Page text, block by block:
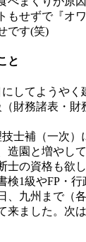
もせずで『オ
です(笑)
と
にしてようや
財務諸表・
技士補（一次
園と増やして
士の資格も欲
検1級やFP・行
、九州まで（
来ました。次